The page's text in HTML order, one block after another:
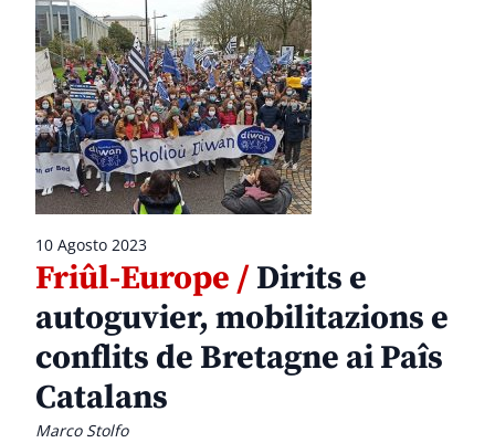
10 Agosto 2023
Friûl-Europe /Dirits e
autoguvier, mobilitazions e
conflits de Bretagne ai Paîs
Catalans
Marco Stolfo